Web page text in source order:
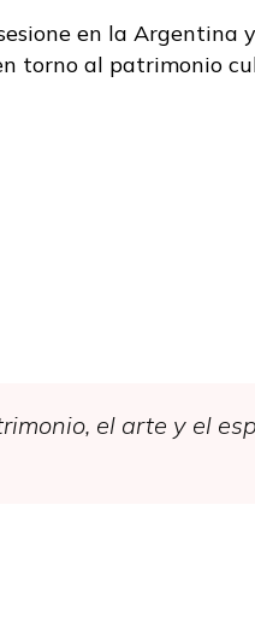
en la
torno al patrimonio
el arte y el